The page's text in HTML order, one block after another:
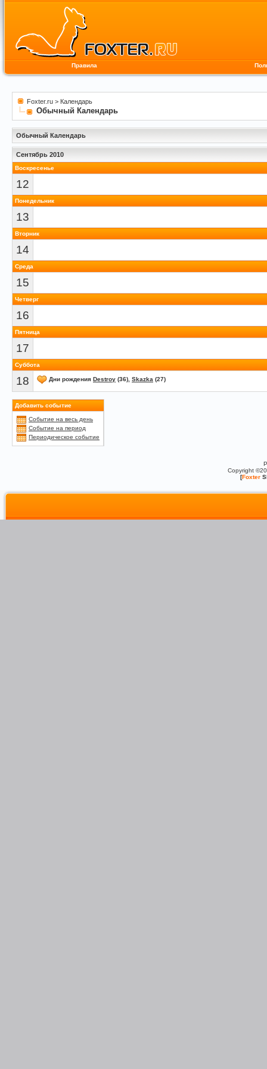
Правила
Foxter.ru > Календарь
Обычный Календарь
Обычный Календарь
Сентябрь 2010
Воскресенье
12
Понедельник
13
Вторник
14
Среда
15
Четверг
16
Пятница
17
Суббота
18 Дни рождения Destroy (36), Skazka (27)
Добавить событие
Событие на весь день
Событие на период
Периодическое событие
Copyright
[Foxter